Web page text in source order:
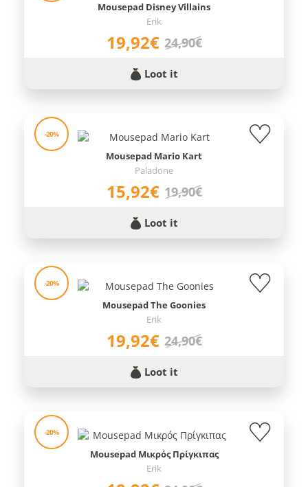
Mousepad Disney Villains
Erik
19,92€ 24,90€
Loot it
-20%
Mousepad Mario Kart
Paladone
15,92€ 19,90€
Loot it
-20%
Mousepad The Goonies
Erik
19,92€ 24,90€
Loot it
-20%
Mousepad Μικρός Πρίγκιπας
Erik